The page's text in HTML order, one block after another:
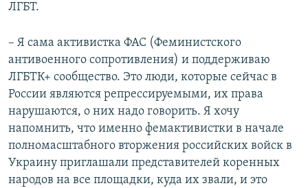
ЛГБТ.
– Я сама активистка ФАС (Феминистского
антивоенного сопротивления) и поддерживаю
ЛГБТК+ сообщество. Это люди, которые сейчас в
России являются репрессируемыми, их права
нарушаются, о них надо говорить. Я хочу
напомнить, что именно фемактивистки в начале
полномасштабного вторжения российских войск в
Украину приглашали представителей коренных
народов на все площадки, куда их звали, и это